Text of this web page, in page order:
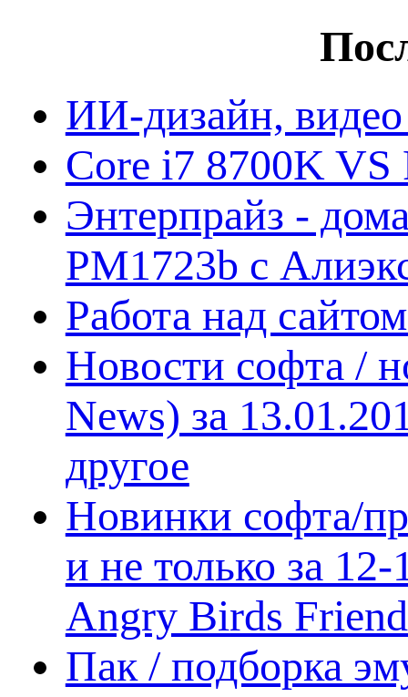
ИИ-дизайн,
Core i7 8700K VS
Энтерпрайз -
PM1723b с
Работа над
Новости софта /
News) за
другое
Новинки софта/
и не только за
Angry Birds
Пак / подборка